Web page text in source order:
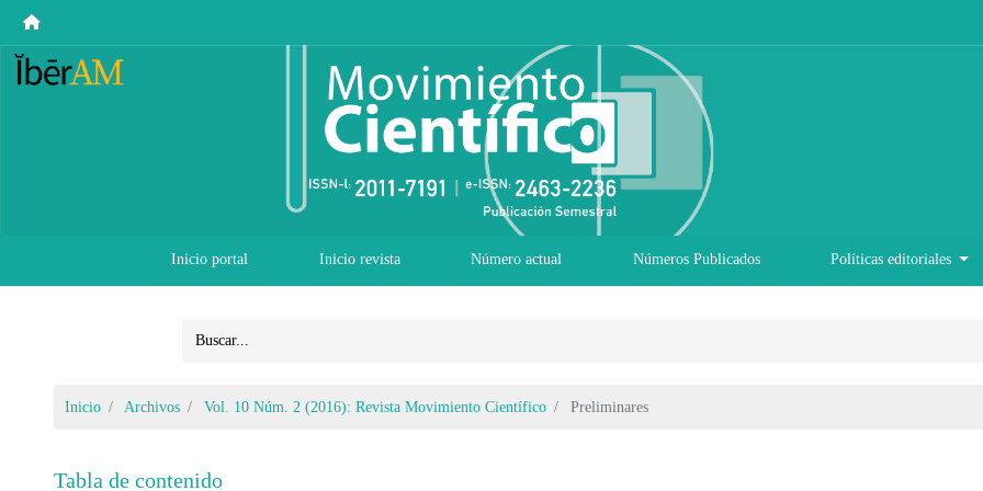
Inicio portal Inicio revista Número actual Números Publicados Políticas editoriales
Inicio Archivos Vol. 10 Núm. 2 (2016): Revista Movimiento Científico Preliminares
Tabla de contenido